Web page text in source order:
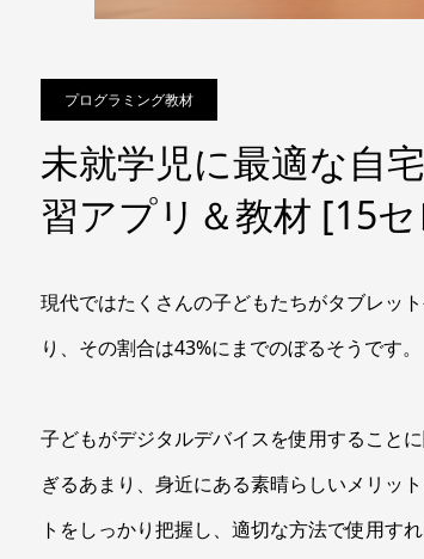
プログラミング教材
未就学児に最適な自
習アプリ＆教材 [15
現代ではたくさんの子どもたちがタブレッ
り、その割合は43%にまでのぼるそうです。
子どもがデジタルデバイスを使用すること
ぎるあまり、身近にある素晴らしいメリッ
トをしっかり把握し、適切な方法で使用す